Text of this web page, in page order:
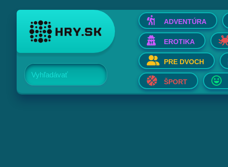
Vyhľadávať
ADVENTÚRA
EROTIKA
PRE DVOCH
ŠPORT